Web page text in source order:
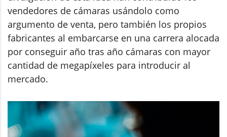
vendedores de cámaras usándolo como
argumento de venta, pero también los propios
fabricantes al embarcarse en una carrera alocada
por conseguir año tras año cámaras con mayor
cantidad de megapíxeles para introducir al
mercado.